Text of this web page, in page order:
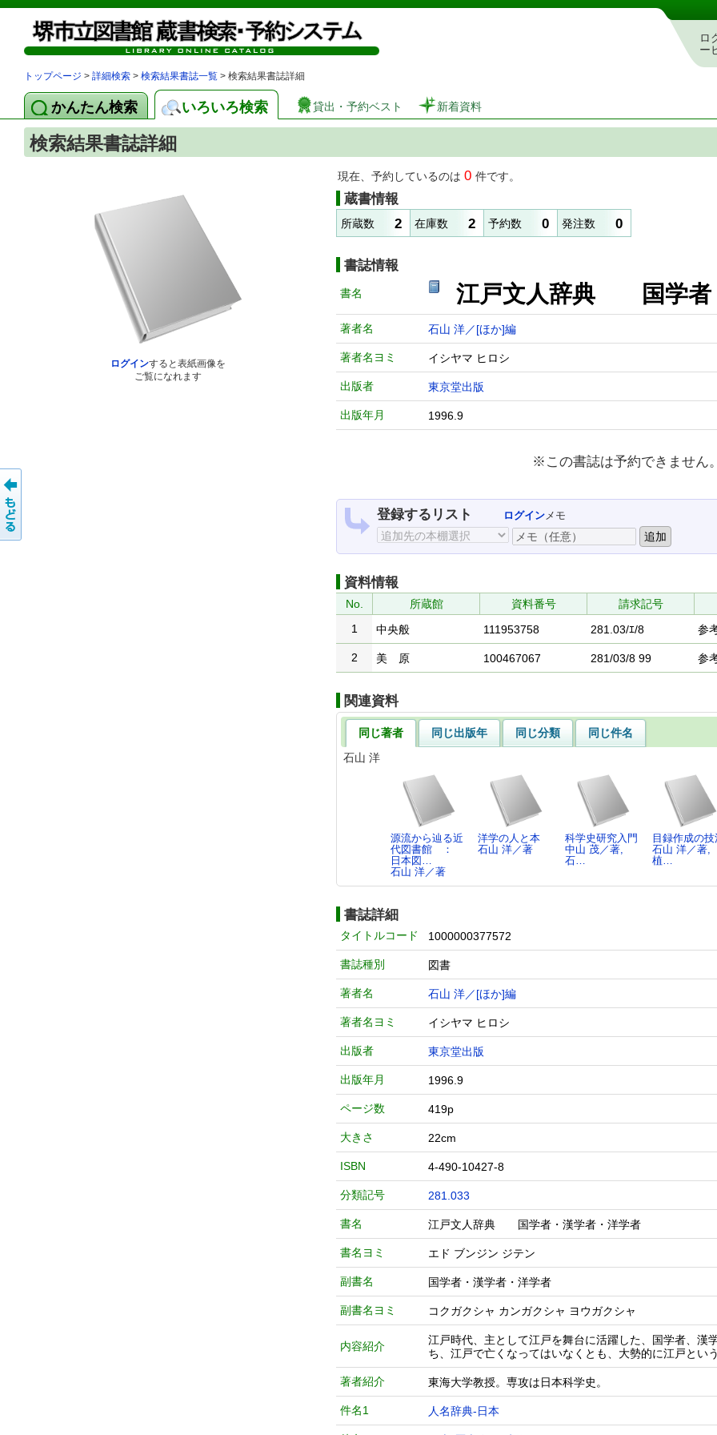
図書館 蔵書検索・予約システム
ロ
ー
トップページ > 詳細検索 > 検索結果書誌一覧 > 検索結果書誌詳細
かんたん検索 いろいろ検索 貸出・予約ベスト 新着資料
検索結果書誌詳細
ログインすると表紙画像を
ご覧になれます
現在、予約しているのは 0 件です。
蔵書情報
所蔵数 2 在庫数 2 予約数 0 発注数 0
書誌情報
書名 江戸文人辞典 国学
著者名 石山 洋／[ほか]編
著者名ヨミ イシヤマ ヒロシ
出版者 東京堂出版
出版年月 1996.9
※この書誌は予約できません。
登録するリスト ログインメモ
資料情報
No. 所蔵館 資料番号 請求記号
1
中央般 111953758 281.03/ｴ/8 参
2 美 原 100467067 281/03/8 99 参
関連資料
同じ著者 同じ出版年 同じ分類
同じ件名
石山 洋
源流から辿る近
代図書館 ：
日本図…
石山 洋／著
洋学の人と本
石山 洋／著
科学史研究入門
中山 茂／著,
石…
目録作成の技
石山 洋／著,
植…
書誌詳細
タイトルコード 1000000377572
書誌種別 図書
著者名 石山 洋／[ほか]編
著者名ヨミ イシヤマ ヒロシ
出版者 東京堂出版
出版年月 1996.9
ページ数 419p
大きさ 22cm
ISBN 4-490-10427-8
分類記号 281.033
書名 江戸文人辞典 国学者・漢学者・洋学者
書名ヨミ エド ブンジン ジテン
副書名 国学者・漢学者・洋学者
副書名ヨミ コクガクシャ カンガクシャ ヨウガクシャ
内容紹介
江戸時代、主として江戸を舞台に活躍した、国学者、漢
ち、江戸で亡くなってはいなくとも、大勢的に江戸とい
著者紹介 東海大学教授。専攻は日本科学史。
件名1 人名辞典-日本